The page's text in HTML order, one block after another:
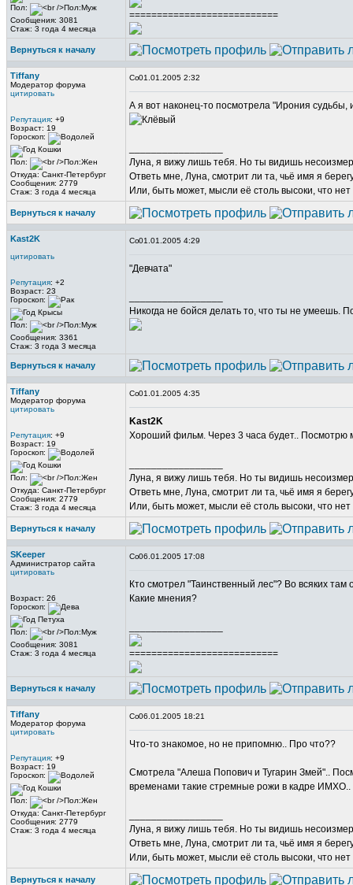
Пол:
Сообщения: 3081
Стаж: 3 года 4 месяца
===========================
Вернуться к началу
Tiffany
Модератор форума
цитировать
Репутация: +9
Возраст: 19
Гороскоп:
Пол:
Откуда: Санкт-Петербург
Сообщения: 2779
Стаж: 3 года 4 месяца
01.01.2005 2:32
А я вот наконец-то посмотрела "Ирония судьбы,
Луна, я вижу лишь тебя. Но ты видишь
Ответь мне, Луна, смотрит ли та, чьё имя я
Или, быть может, мысли её столь высоки, что
Вернуться к началу
Kast2K
цитировать
Репутация: +2
Возраст: 23
Гороскоп:
Пол:
Сообщения: 3361
Стаж: 3 года 3 месяца
01.01.2005 4:29
"Девчата"
Никогда не бойся делать то, что ты не умеешь.
Вернуться к началу
Tiffany
Модератор форума
цитировать
Репутация: +9
Возраст: 19
Гороскоп:
Пол:
Откуда: Санкт-Петербург
Сообщения: 2779
Стаж: 3 года 4 месяца
01.01.2005 4:35
Kast2K
Хороший фильм. Через 3 часа будет.. Посмотрю
Луна, я вижу лишь тебя. Но ты видишь
Ответь мне, Луна, смотрит ли та, чьё имя я
Или, быть может, мысли её столь высоки, что
Вернуться к началу
SKeeper
Администратор сайта
цитировать
Возраст: 26
Гороскоп:
Пол:
Сообщения: 3081
Стаж: 3 года 4 месяца
06.01.2005 17:08
Кто смотрел "Таинственный лес"? Во всяких
Какие мнения?
===========================
Вернуться к началу
Tiffany
Модератор форума
цитировать
Репутация: +9
Возраст: 19
Гороскоп:
Пол:
Откуда: Санкт-Петербург
Сообщения: 2779
Стаж: 3 года 4 месяца
06.01.2005 18:21
Что-то знакомое, но не припомню.. Про что??
Смотрела "Алеша Попович и Тугарин Змей"..
временами такие стремные рожи в кадре ИМХО..
Луна, я вижу лишь тебя. Но ты видишь
Ответь мне, Луна, смотрит ли та, чьё имя я
Или, быть может, мысли её столь высоки, что
Вернуться к началу